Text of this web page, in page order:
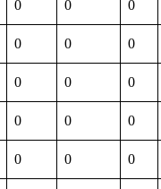
0 0 0
0 0 0
0 0 0
0 0 0
0 0 0